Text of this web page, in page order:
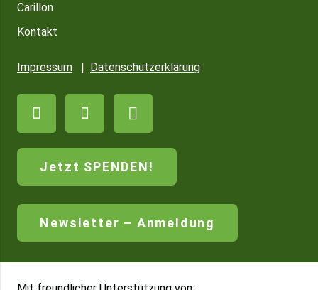
Carillon
Kontakt
Impressum Datenschutzerklärung
Jetzt SPENDEN!
Newsletter – Anmeldung